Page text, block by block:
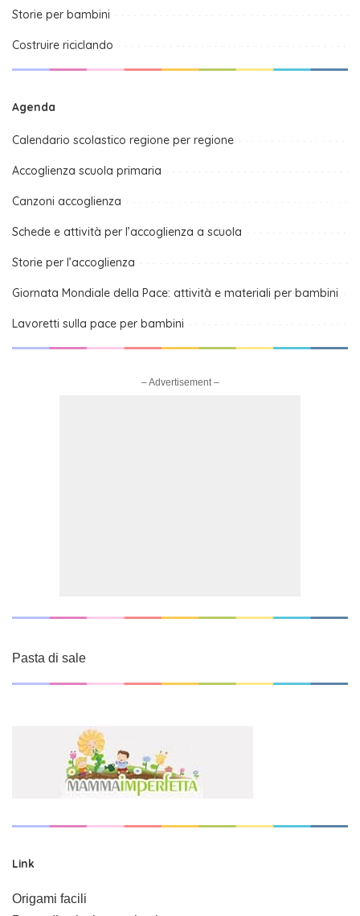
Storie per bambini
Costruire riciclando
Agenda
Calendario scolastico regione per regione
Accoglienza scuola primaria
Canzoni accoglienza
Schede e attività per l’accoglienza a scuola
Storie per l’accoglienza
Giornata Mondiale della Pace: attività e materiali per bambini
Lavoretti sulla pace per bambini
– Advertisement –
Pasta di sale
Link
Origami facili